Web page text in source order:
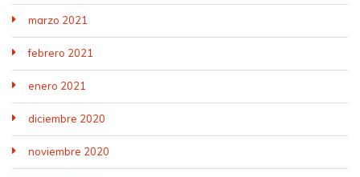
marzo 2021
febrero 2021
enero 2021
diciembre 2020
noviembre 2020